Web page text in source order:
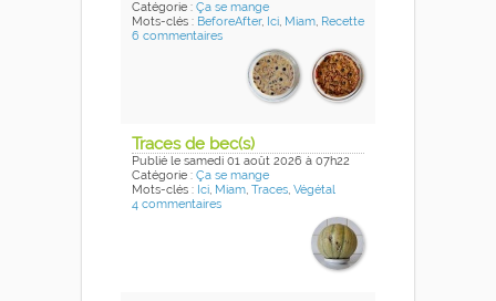
Catégorie : Ça se mange
Mots-clés : BeforeAfter, Ici, Miam, Recette
6 commentaires
Traces de bec(s)
Publié le samedi 01 août 2026 à 07h22
Catégorie : Ça se mange
Mots-clés : Ici, Miam, Traces, Végétal
4 commentaires